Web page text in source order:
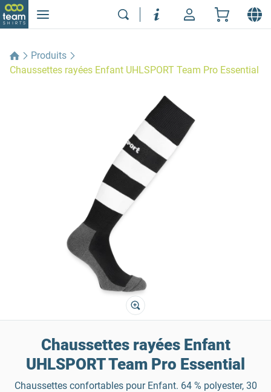
Produits
Chaussettes rayées Enfant UHLSPORT Team Pro Essential
Chaussettes rayées Enfant
UHLSPORT Team Pro Essential
Chaussettes confortables pour Enfant. 64 % polyester, 30